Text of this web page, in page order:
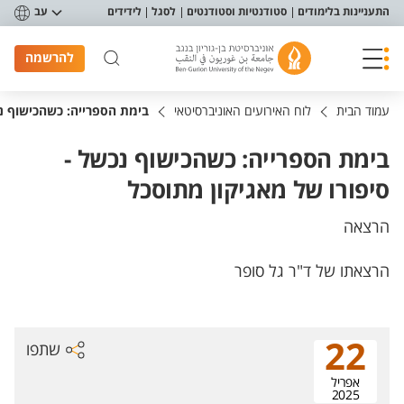
תפריט נגישות
התעניינות בלימודים סטודנטיות וסטודנטים לסגל לידידים עב
להרשמה
עמוד הבית לוח האירועים האוניברסיטאי בימת הספרייה: כשהכישוף
בימת הספרייה: כשהכישוף נכשל -
סיפורו של מאגיקון מתוסכל
הרצאה
הרצאתו של ד"ר גל סופר
22
אפריל
2025
שתפו